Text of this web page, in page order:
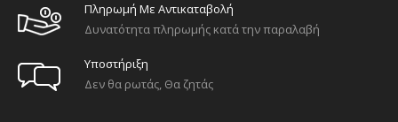
Πληρωμή Με Αντικαταβολή
Δυνατότητα πληρωμής κατά την παραλαβή
Υποστήριξη
Δεν θα ρωτάς, Θα ζητάς